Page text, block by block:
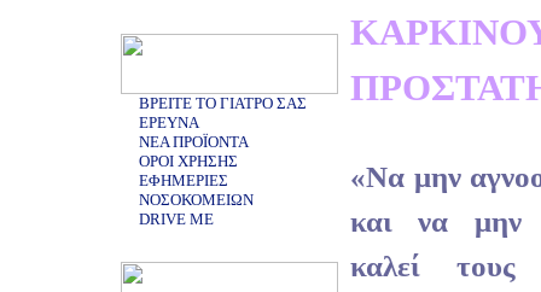
ΒΡΕΙΤΕ ΤΟ ΓΙΑΤΡΟ ΣΑΣ
ΕΡΕΥΝΑ
ΝΕΑ ΠΡΟΪΟΝΤΑ
ΟΡΟΙ ΧΡΗΣΗΣ
ΕΦΗΜΕΡΙΕΣ
ΝΟΣΟΚΟΜΕΙΩΝ
DRIVE ME
«Να μην
και να μην
καλεί